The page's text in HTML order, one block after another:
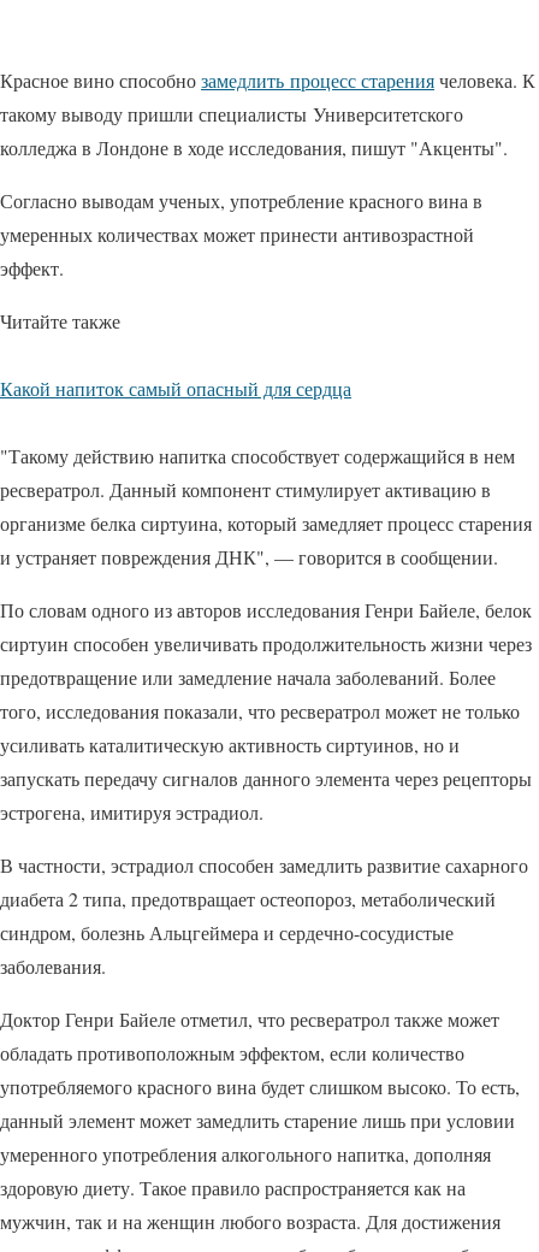
Красное вино способнозамедлить процесс старениячеловека. К
такому выводу пришли специалисты Университетского
колледжа в Лондоне в ходе исследования, пишут "Акценты".
Согласно выводам ученых, употребление красного вина в
умеренных количествах может принести антивозрастной
эффект.
Читайте также
Какой напиток самый опасный для сердца
"Такому действию напитка способствует содержащийся в нем
ресвератрол. Данный компонент стимулирует активацию в
организме белка сиртуина, который замедляет процесс старения
и устраняет повреждения ДНК", — говорится в сообщении.
По словам одного из авторов исследования Генри Байеле, белок
сиртуин способен увеличивать продолжительность жизни через
предотвращение или замедление начала заболеваний. Более
того, исследования показали, что ресвератрол может не только
усиливать каталитическую активность сиртуинов, но и
запускать передачу сигналов данного элемента через рецепторы
эстрогена, имитируя эстрадиол.
В частности, эстрадиол способен замедлить развитие сахарного
диабета 2 типа, предотвращает остеопороз, метаболический
синдром, болезнь Альцгеймера и сердечно-сосудистые
заболевания.
Доктор Генри Байеле отметил, что ресвератрол также может
обладать противоположным эффектом, если количество
употребляемого красного вина будет слишком высоко. То есть,
данный элемент может замедлить старение лишь при условии
умеренного употребления алкогольного напитка, дополняя
здоровую диету. Такое правило распространяется как на
мужчин, так и на женщин любого возраста. Для достижения